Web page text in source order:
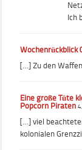
Ich
Wochenrückblick
[…] Zu den
Eine große Tüte
Popcorn Piraten
[…] viel
kolonialen